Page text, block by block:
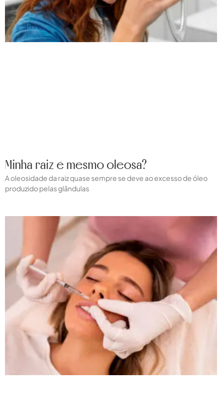
Minha raiz é mesmo oleosa?
A oleosidade da raiz quase sempre se deve ao excesso de óleo
produzido pelas glândulas